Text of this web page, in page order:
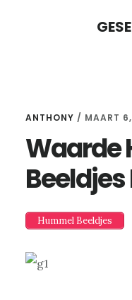
ANTHONY / MAART
Waarde
Hummel Beeldjes